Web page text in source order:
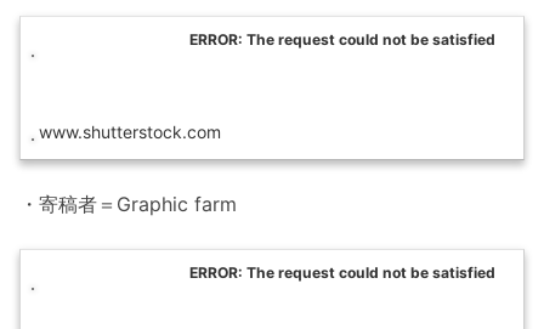
ERROR: The request could not be satisfied
www.shutterstock.com
・寄稿者＝Graphic farm
ERROR: The request could not be satisfied